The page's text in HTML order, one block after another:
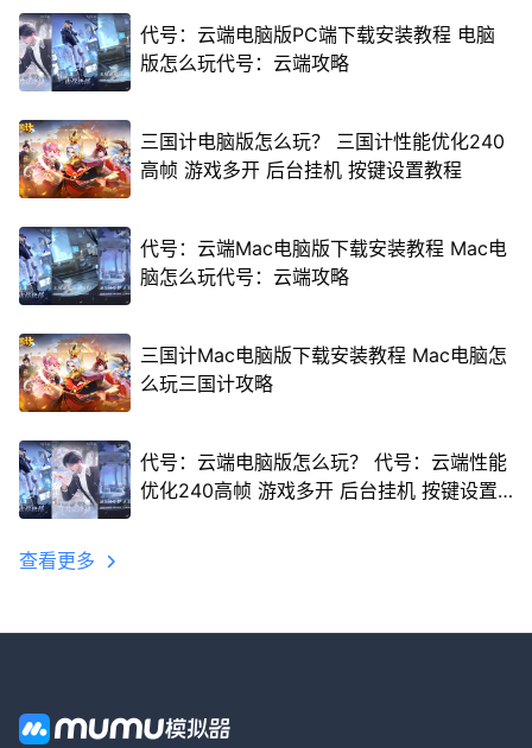
代号：云端电脑版PC端下载安装教程 电脑
版怎么玩代号：云端攻略
三国计电脑版怎么玩？ 三国计性能优化240
高帧 游戏多开 后台挂机 按键设置教程
代号：云端Mac电脑版下载安装教程 Mac电
脑怎么玩代号：云端攻略
三国计Mac电脑版下载安装教程 Mac电脑怎
么玩三国计攻略
代号：云端电脑版怎么玩？ 代号：云端性能
优化240高帧 游戏多开 后台挂机 按键设置
查看更多